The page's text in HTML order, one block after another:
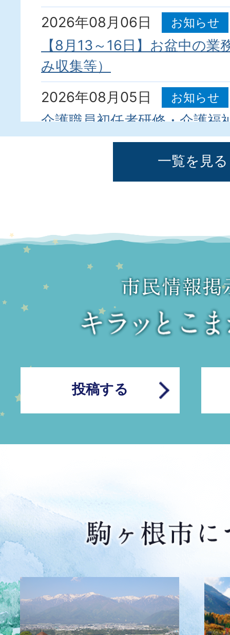
2026年08月06日
お知らせ
【8月13～16日】お盆中の業
み収集等）
2026年08月05日
お知らせ
介護職員初任者研修・介護福
受講費用を補助します
お知らせ
2026年08月04日
お知らせ
令和8年熊本地震に係る義援
ます
2026年08月02日
イベント
月31日（月曜日）】
2026年08月02日
月3日（月曜日）発行分】
竜東振興拠点施設整備状況
2026年07月31日
お知らせ
令和8年 市政功労者・多額寄
の皆さんを紹介します
2026年07月31日
お知らせ
駒ヶ根市地震総合防災訓練を
一覧を見る
投稿する